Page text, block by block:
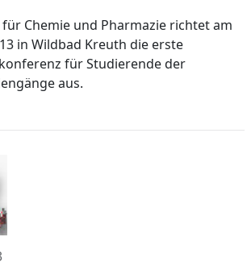
Chemie und Pharmazie richtet am
in Wildbad Kreuth die erste
für Studierende der
aus.